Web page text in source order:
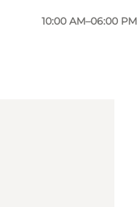
10:00 AM–06:00 PM